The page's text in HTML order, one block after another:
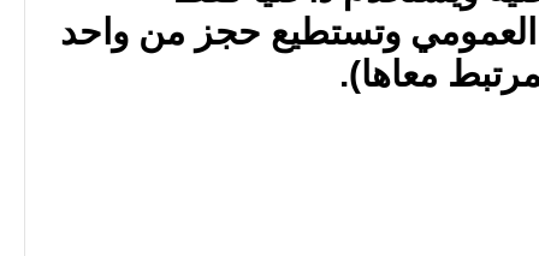
العمومي وتستطيع حجز من واحد
معاها).